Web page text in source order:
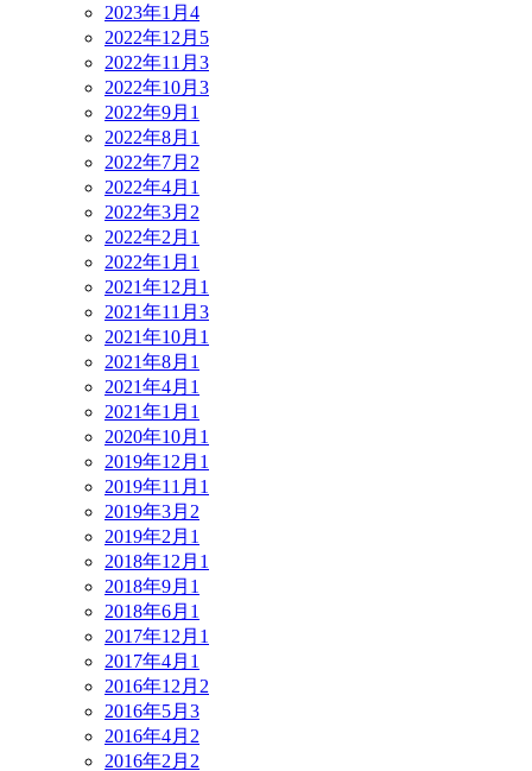
2023年1月 4
2022年12月 5
2022年11月 3
2022年10月 3
2022年9月 1
2022年8月 1
2022年7月 2
2022年4月 1
2022年3月 2
2022年2月 1
2022年1月 1
2021年12月 1
2021年11月 3
2021年10月 1
2021年8月 1
2021年4月 1
2021年1月 1
2020年10月 1
2019年12月 1
2019年11月 1
2019年3月 2
2019年2月 1
2018年12月 1
2018年9月 1
2018年6月 1
2017年12月 1
2017年4月 1
2016年12月 2
2016年5月 3
2016年4月 2
2016年2月 2